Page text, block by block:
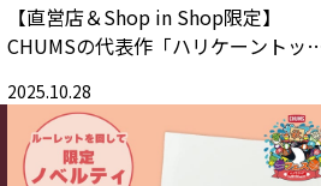
【直営店＆Shop in Shop限定】
CHUMSの代表作「ハリケーントッ
当てた専門店限定のラインアップ
2025.10.28